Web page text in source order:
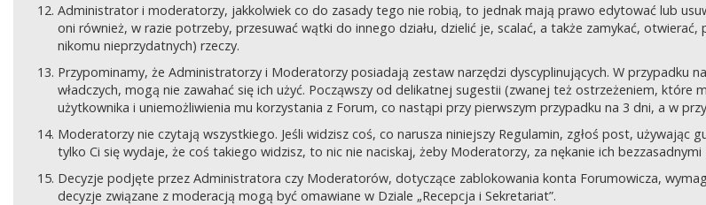
Administrator i moderatorzy, jakkolwiek co do zasady tego nie robią, to jednak mają prawo edytować lub
oni również, w razie potrzeby, przesuwać wątki do innego działu, dzielić je, scalać, a także zamykać,
nikomu nieprzydatnych) rzeczy.
Przypominamy, że Administratorzy i Moderatorzy posiadają zestaw narzędzi dyscyplinujących. W przypadku
władczych, mogą nie zawahać się ich użyć. Począwszy od delikatnej sugestii (zwanej też ostrzeżeniem,
użytkownika i uniemożliwienia mu korzystania z Forum, co nastąpi przy pierwszym przypadku na 3 dni, a w
Moderatorzy nie czytają wszystkiego. Jeśli widzisz coś, co narusza niniejszy Regulamin, zgłoś post,
tylko Ci się wydaje, że coś takiego widzisz, to nic nie naciskaj, żeby Moderatorzy, za nękanie ich bezzasadnymi
Decyzje podjęte przez Administratora czy Moderatorów, dotyczące zablokowania konta Forumowicza,
decyzje związane z moderacją mogą być omawiane w Dziale „Recepcja i Sekretariat”.